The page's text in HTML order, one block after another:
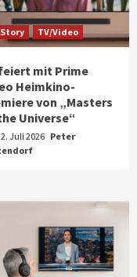
TV/Video
mit Prime
Heimkino-
von „Masters
Universe“
Juli 2026 Peter